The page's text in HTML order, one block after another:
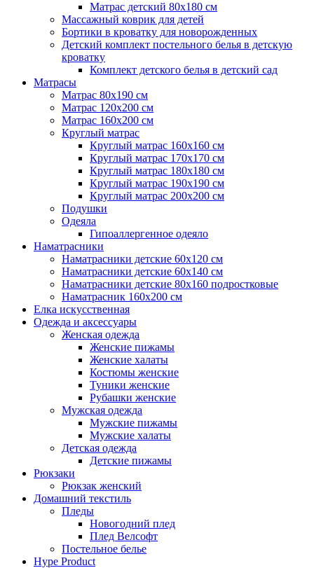
Матрас детский 80х180 см
Массажный коврик для детей
Бортики в кроватку для новорожденных
Детский комплект постельного белья в детскую
кроватку
Комплект детского белья в детский сад
Матрасы
Матрас 80х190 см
Матраc 120х200 см
Матрас 160х200 см
Круглый матрас
Круглый матрас 160х160 см
Круглый матрас 170х170 см
Круглый матрас 180х180 см
Круглый матрас 190х190 см
Круглый матрас 200х200 см
Подушки
Одеяла
Гипоаллергенное одеяло
Наматрасники
Наматрасники детские 60х120 см
Наматрасники детские 60х140 см
Наматрасники детские 80х160 подростковые
Наматрасник 160х200 см
Елка искусственная
Одежда и аксессуары
Женская одежда
Женские пижамы
Женские халаты
Костюмы женские
Туники женские
Рубашки женские
Мужская одежда
Мужские пижамы
Мужские халаты
Детская одежда
Детские пижамы
Рюкзаки
Рюкзак женский
Домашний текстиль
Пледы
Новогодний плед
Плед Велсофт
Постельное белье
Hype Product